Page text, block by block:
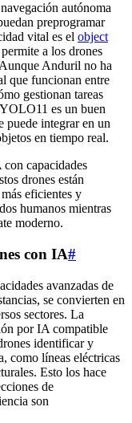
autónoma
preprogramar
vital es el object
a los drones
Anduril no ha
que funcionan entre
gestionan tareas
es un buen
puede integrar en un
en tiempo real.
capacidades
drones están
eficientes y
humanos mientras
moderno.
con IA#
avanzadas de
se convierten en
sectores. La
por IA compatible
identificar y
como líneas eléctricas
Esto los hace
de
son